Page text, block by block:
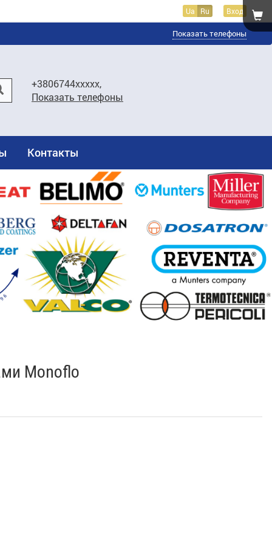
Ua Ru Вход
Показать телефоны
+3806744xxxxx,
Показать телефоны
Контакты
Monoflo